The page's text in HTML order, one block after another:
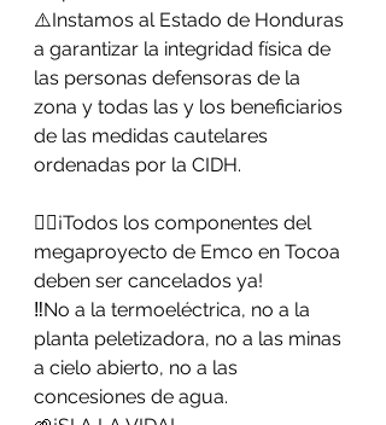
⚠️Instamos al Estado de Honduras
a garantizar la integridad física de
las personas defensoras de la
zona y todas las y los beneficiarios
de las medidas cautelares
ordenadas por la CIDH.
✊🏽¡Todos los componentes del
megaproyecto de Emco en Tocoa
deben ser cancelados ya!
‼️No a la termoeléctrica, no a la
planta peletizadora, no a las minas
a cielo abierto, no a las
concesiones de agua.